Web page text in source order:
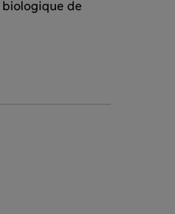
biologique de